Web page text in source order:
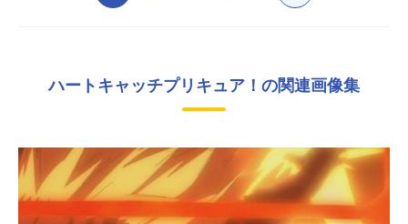
ハートキャッチプリキュア！の関連画像集